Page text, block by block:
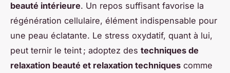
beauté intérieure. Un repos suffisant favorise la
régénération cellulaire, élément indispensable pour
une peau éclatante. Le stress oxydatif, quant à lui,
peut ternir le teint ; adoptez des techniques de
relaxation beauté et relaxation techniques comme